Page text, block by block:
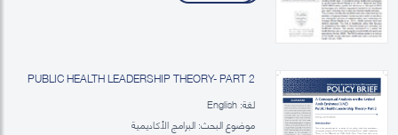
PUBLIC HEALTH LEADERSHIP THEORY- PART 2
لغة: English
موضوع البحث: البرامج الأكاديمية